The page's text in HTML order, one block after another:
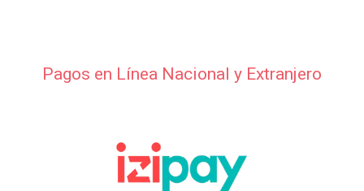
Pagos en Línea Nacional y Extranjero